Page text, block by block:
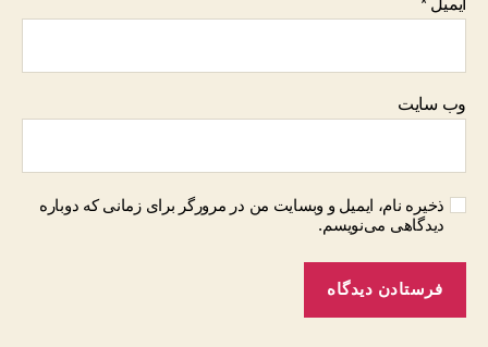
وب‌ سایت
ذخیره نام، ایمیل و وبسایت من در مرورگر برای زمانی که دوباره
دیدگاهی می‌نویسم.